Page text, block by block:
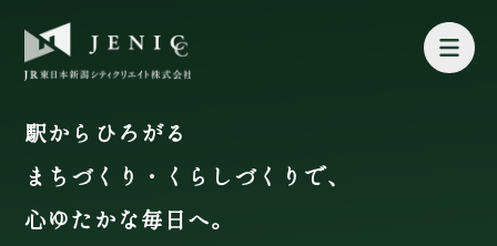
駅からひろがる
まちづくり・くらしづくりで、
心ゆたかな毎日へ。